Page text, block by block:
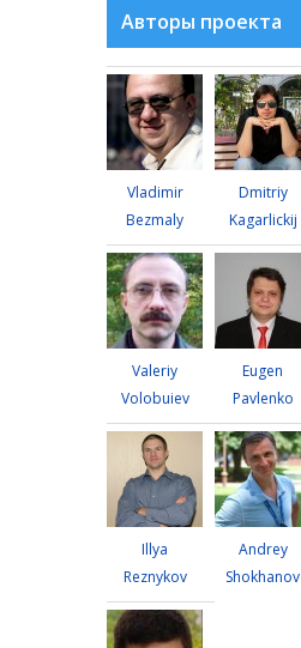
Авторы проекта
Vladimir
Bezmaly
Dmitriy
Kagarlickij
Valeriy
Volobuiev
Eugen
Pavlenko
Illya
Reznykov
Andrey
Shokhanov